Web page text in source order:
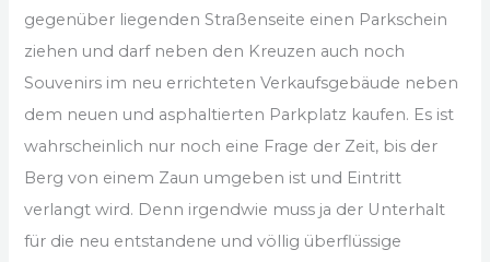
gegenüber liegenden Straßenseite einen Parkschein
ziehen und darf neben den Kreuzen auch noch
Souvenirs im neu errichteten Verkaufsgebäude neben
dem neuen und asphaltierten Parkplatz kaufen. Es ist
wahrscheinlich nur noch eine Frage der Zeit, bis der
Berg von einem Zaun umgeben ist und Eintritt
verlangt wird. Denn irgendwie muss ja der Unterhalt
für die neu entstandene und völlig überflüssige